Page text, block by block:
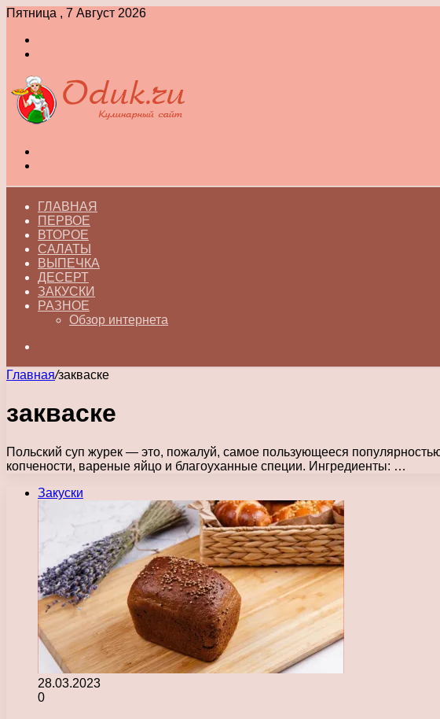
Пятница , 7 Август 2026
ГЛАВНАЯ
ПЕРВОЕ
ВТОРОЕ
САЛАТЫ
ВЫПЕЧКА
ДЕСЕРТ
ЗАКУСКИ
РАЗНОЕ
Обзор интернета
Главная/закваске
закваске
Польский суп журек — это, пожалуй, самое пользующееся
копчености, вареные яйцо и благоуханные специи. Ингредиенты: …
Закуски
28.03.2023
0